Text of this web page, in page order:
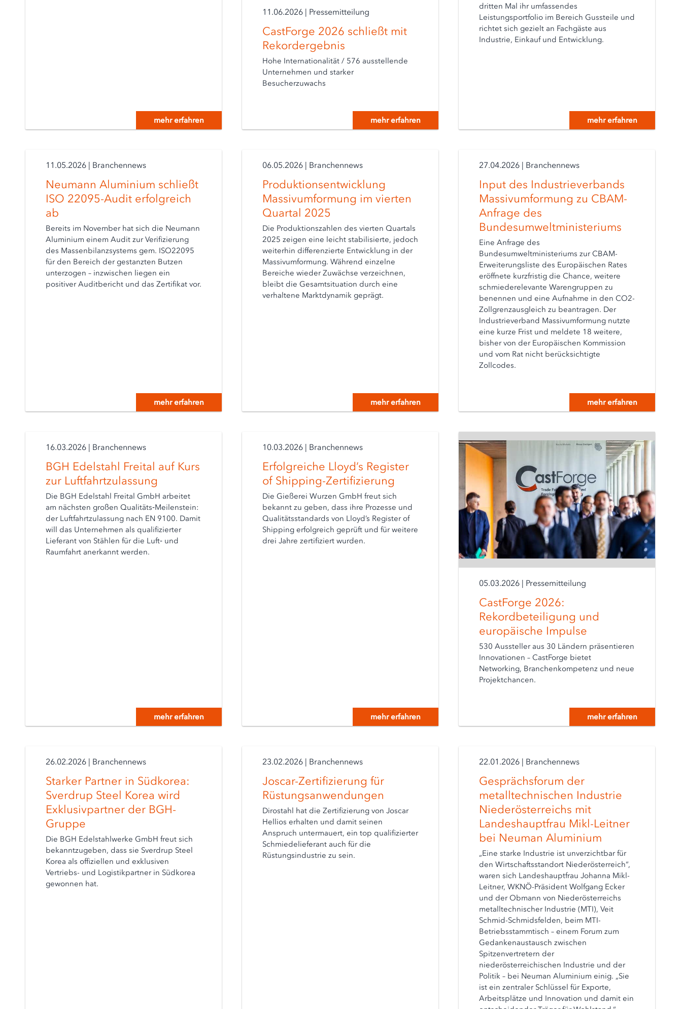
mehr erfahren
11.06.2026| Pressemitteilung
CastForge 2026 schließt mit
Rekordergebnis
Hohe Internationalität / 576 ausstellende
Unternehmen und starker
Besucherzuwachs
mehr erfahren
dritten Mal ihr umfassendes
Leistungsportfolio im Bereich Gussteile und
richtet sich gezielt an Fachgäste aus
Industrie, Einkauf und Entwicklung.
mehr erfahren
11.05.2026 | Branchennews
Neumann Aluminium schließt
ISO 22095-Audit erfolgreich
ab
Bereits im November hat sich die Neumann
Aluminium einem Audit zur Verifizierung
des Massenbilanzsystems gem. ISO22095
für den Bereich der gestanzten Butzen
unterzogen – inzwischen liegen ein
positiver Auditbericht und das Zertifikat vor.
mehr erfahren
06.05.2026| Branchennews
Produktionsentwicklung
Massivumformung im vierten
Quartal 2025
Die Produktionszahlen des vierten Quartals
2025 zeigen eine leicht stabilisierte, jedoch
weiterhin differenzierte Entwicklung in der
Massivumformung. Während einzelne
Bereiche wieder Zuwächse verzeichnen,
bleibt die Gesamtsituation durch eine
verhaltene Marktdynamik geprägt.
mehr erfahren
27.04.2026| Branchennews
Input des Industrieverbands
Massivumformung zu CBAM-
Anfrage des
Bundesumweltministeriums
Eine Anfrage des
Bundesumweltministeriums zur CBAM-
Erweiterungsliste des Europäischen Rates
eröffnete kurzfristig die Chance, weitere
schmiederelevante Warengruppen zu
benennen und eine Aufnahme in den CO2-
Zollgrenzausgleich zu beantragen. Der
Industrieverband Massivumformung nutzte
eine kurze Frist und meldete 18 weitere,
bisher von der Europäischen Kommission
und vom Rat nicht berücksichtigte
Zollcodes.
mehr erfahren
16.03.2026 | Branchennews
BGH Edelstahl Freital auf Kurs
zur Luftfahrtzulassung
Die BGH Edelstahl Freital GmbH arbeitet
am nächsten großen Qualitäts‑Meilenstein:
der Luftfahrtzulassung nach EN 9100. Damit
will das Unternehmen als qualifizierter
Lieferant von Stählen für die Luft‑ und
Raumfahrt anerkannt werden.
mehr erfahren
10.03.2026| Branchennews
Erfolgreiche Lloyd’s Register
of Shipping-Zertifizierung
Die Gießerei Wurzen GmbH freut sich
bekannt zu geben, dass ihre Prozesse und
Qualitätsstandards von Lloyd’s Register of
Shipping erfolgreich geprüft und für weitere
drei Jahre zertifiziert wurden.
mehr erfahren
05.03.2026| Pressemitteilung
CastForge 2026:
Rekordbeteiligung und
europäische Impulse
530 Aussteller aus 30 Ländern präsentieren
Innovationen – CastForge bietet
Networking, Branchenkompetenz und neue
Projektchancen.
mehr erfahren
26.02.2026 | Branchennews
Starker Partner in Südkorea:
Sverdrup Steel Korea wird
Exklusivpartner der BGH-
Gruppe
Die BGH Edelstahlwerke GmbH freut sich
bekanntzugeben, dass sie Sverdrup Steel
Korea als offiziellen und exklusiven
Vertriebs- und Logistikpartner in Südkorea
gewonnen hat.
23.02.2026| Branchennews
Joscar-Zertifizierung für
Rüstungsanwendungen
Dirostahl hat die Zertifizierung von Joscar
Hellios erhalten und damit seinen
Anspruch untermauert, ein top qualifizierter
Schmiedelieferant auch für die
Rüstungsindustrie zu sein.
22.01.2026| Branchennews
Gesprächsforum der
metalltechnischen Industrie
Niederösterreichs mit
Landeshauptfrau Mikl-Leitner
bei Neuman Aluminium
„Eine starke Industrie ist unverzichtbar für
den Wirtschaftsstandort Niederösterreich“,
waren sich Landeshauptfrau Johanna Mikl-
Leitner, WKNÖ-Präsident Wolfgang Ecker
und der Obmann von Niederösterreichs
metalltechnischer Industrie (MTI), Veit
Schmid-Schmidsfelden, beim MTI-
Betriebsstammtisch – einem Forum zum
Gedankenaustausch zwischen
Spitzenvertretern der
niederösterreichischen Industrie und der
Politik – bei Neuman Aluminium einig. „Sie
ist ein zentraler Schlüssel für Exporte,
Arbeitsplätze und Innovation und damit ein